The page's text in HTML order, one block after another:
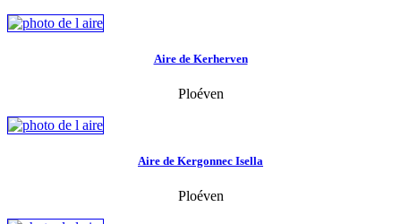
Aire de Kerherven
Ploéven
Aire de Kergonnec Isella
Ploéven